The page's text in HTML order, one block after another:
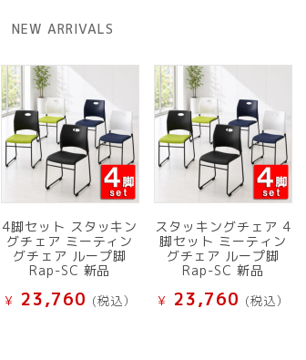
で
す。
NEW ARRIVALS
4脚セット スタッキン
グチェア ミーティン
グチェア ループ脚
Rap-SC 新品
¥ 23,760 (税込）
スタッキングチェア 4
脚セット ミーティン
グチェア ループ脚
Rap-SC 新品
¥ 23,760 (税込）